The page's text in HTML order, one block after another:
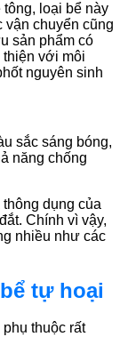
loại bể này
chuyển cũng
sản phẩm có
với môi
nguyên sinh
sắc sáng bóng,
năng chống
dụng của
Chính vì vậy,
nhiều như các
tự hoại
thuộc rất